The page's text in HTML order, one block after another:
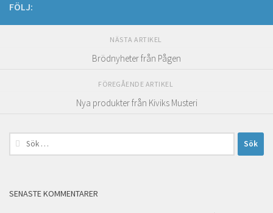
FÖLJ:
NÄSTA ARTIKEL
Brödnyheter från Pågen
FÖREGÅENDE ARTIKEL
Nya produkter från Kiviks Musteri
Sök
efter:
SENASTE KOMMENTARER